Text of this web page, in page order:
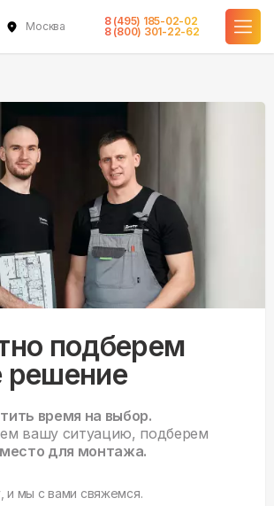
Москва
8 (495) 185-02-02
8 (800) 301-22-62
подберем
решение
время на выбор.
вашу ситуацию, подберем
для монтажа.
и мы с вами свяжемся.